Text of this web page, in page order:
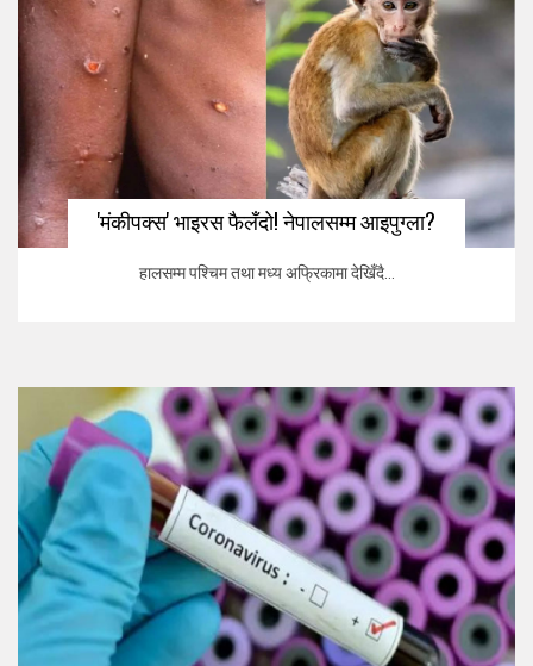
'मंकीपक्स' भाइरस फैलँदो! नेपालसम्म आइपुग्ला?
हालसम्म पश्चिम तथा मध्य अफ्रिकामा देखिँदै...